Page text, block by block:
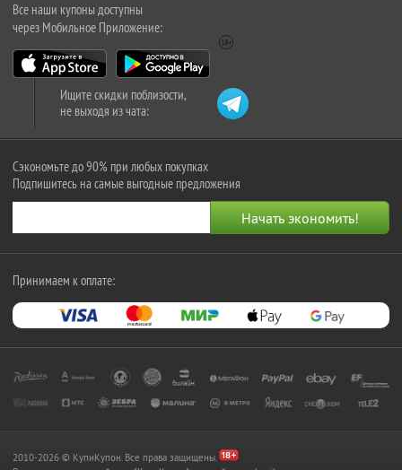
Все наши купоны доступны
через Мобильное Приложение:
Ищите скидки поблизости,
не выходя из чата:
Сэкономьте до 90% при любых покупках
Подпишитесь на самые выгодные предложения
Принимаем к оплате:
2010-2026 © КупиКупон. Все права защищены.